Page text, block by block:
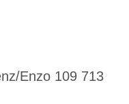
Enzo 109 713